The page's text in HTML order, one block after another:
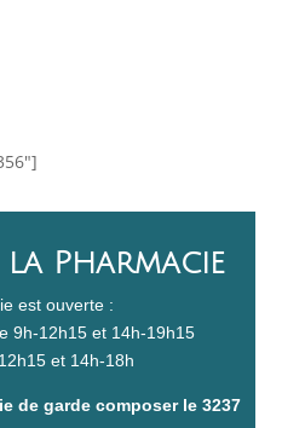
Pharmacie
est ouverte :
9h-12h15 et 14h-19h15
et 14h-18h
de garde composer le 3237